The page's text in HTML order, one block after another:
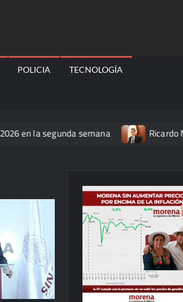
POLICIA TECNOLOGÍA
semana Ricardo Monreal